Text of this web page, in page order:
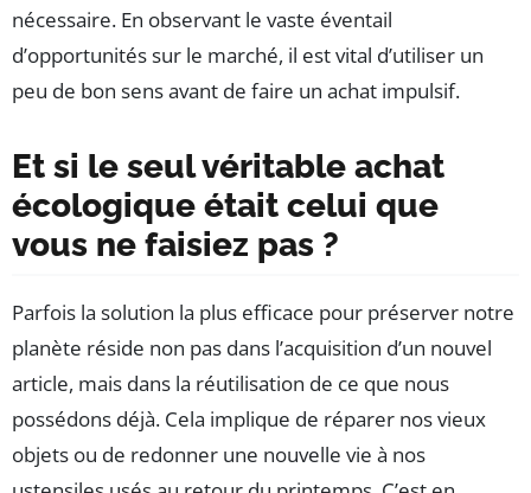
nécessaire. En observant le vaste éventail
d’opportunités sur le marché, il est vital d’utiliser un
peu de bon sens avant de faire un achat impulsif.
Et si le seul véritable achat
écologique était celui que
vous ne faisiez pas ?
Parfois la solution la plus efficace pour préserver notre
planète réside non pas dans l’acquisition d’un nouvel
article, mais dans la réutilisation de ce que nous
possédons déjà. Cela implique de réparer nos vieux
objets ou de redonner une nouvelle vie à nos